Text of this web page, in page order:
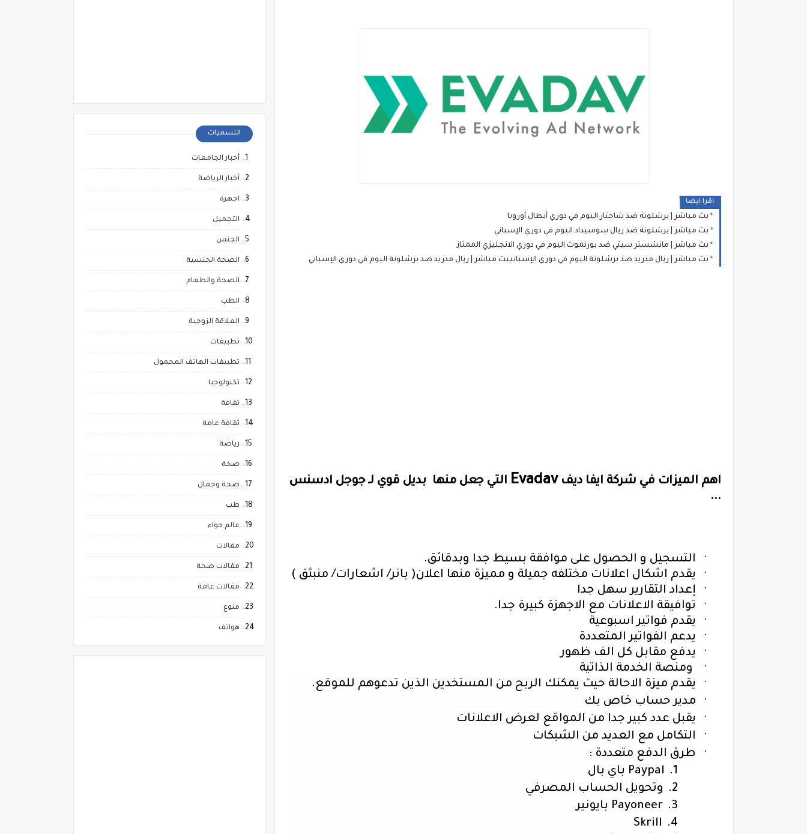
اقرا ايضا
بث مباشر | برشلونة ضد شاختار اليوم في دوري أبطال أوروبا
بث مباشر | برشلونة ضد ريال سوسيداد اليوم في دوري الإسباني
بث مباشر | مانشستر سيتي ضد بورنموث اليوم في دوري الانجليزي الممتاز
بث مباشر | ريال مدريد ضد برشلونة اليوم في دوري الإسبانيبث مباشر | ريال مدريد ضد برشلونة اليوم في دوري الإسباني
اهم الميزات في شركة ايفا ديف Evadav التي جعل منها بديل قوي لـ جوجل ادسنس
...
·
التسجيل و الحصول على موافقة بسيط جدا وبدقائق.
·
يقدم اشكال اعلانات مختلفه جميلة و مميزة منها اعلان( بانر/ اشعارات/ منبثق )
·
إعداد التقارير سهل جدا
·
توافيقة الاعلانات مع الاجهزة كبيرة جدا.
·
يقدم فواتير اسبوعية
·
يدعم الفواتير المتعددة
·
يدفع مقابل كل الف ظهور
·
ومنصة الخدمة الذاتية
·
يقدم ميزة الاحالة حيث يمكنك الربح من المستخدين الذين تدعوهم للموقع.
·
مدير حساب خاص بك
·
يقبل عدد كبير جدا من المواقع لعرض الاعلانات
·
التكامل مع العديد من الشبكات
·
طرق الدفع متعددة :
1.
Paypal باي بال
2.
وتحويل الحساب المصرفي
3.
Payoneer بايونير
4.
Skrill
التسميات
أخبار الجامعات
أخبار الرياضة
اجهزة
التجميل
الجنس
الصحة الجنسية
الصحة والطعام
الطب
العلاقة الزوجية
تطبيقات
تطبيقات الهاتف المحمول
تكنولوجيا
ثقافة
ثقافة عامة
رياضة
صحة
صحة وجمال
طب
عالم حواء
مقالات
مقالات صحة
مقالات عامة
منوع
هواتف